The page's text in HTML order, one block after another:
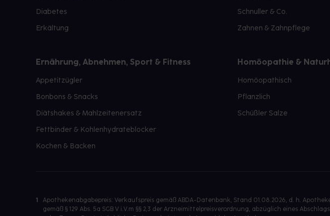
Diabetes
Erkältung
Schnuller & Co.
Zahnen & Zahnpflege
Ernährung, Abnehmen, Sport & Fitness
Appetitzügler
Bonbons & Snacks
Diätshakes & Mahlzeitenersatz
Fettbinder & Kohlenhydrateblocker
Kochen & Backen
Homöopathie &
Homöopathisch
Pflanzlich
Schüßler Salze
1
Apothekenabgabepreis: Verkaufspreis gemäß ABDA-Datenbank, Stand 01.08.2026, d. h.
gemäß § 129 Abs. 5a SGB V i.V.m §§ 2,3 der Arzneimittelpreisverordnung, abzüglich eines